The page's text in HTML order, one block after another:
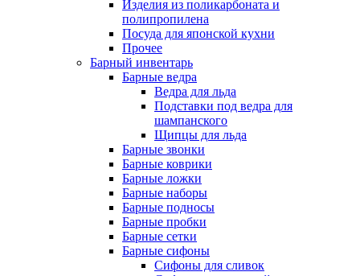
Изделия из поликарбоната и
полипропилена
Посуда для японской кухни
Прочее
Барный инвентарь
Барные ведра
Ведра для льда
Подставки под ведра для
шампанского
Щипцы для льда
Барные звонки
Барные коврики
Барные ложки
Барные наборы
Барные подносы
Барные пробки
Барные сетки
Барные сифоны
Сифоны для сливок